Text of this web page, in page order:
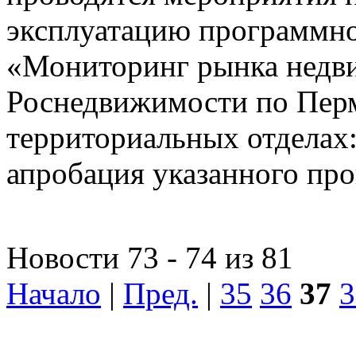
эксплуатацию
«Мониторинг рынка
Роснедвижимости по
территориальных
апробация указанного
Новости 73 - 74 из 81
Начало | Пред. | 35 36 37